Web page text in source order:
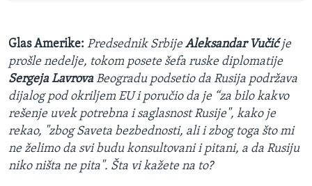
Glas Amerike: Predsednik SrbijeAleksandar Vučićje
prošle nedelje, tokom posete šefa ruske diplomatije
Sergeja LavrovaBeogradu podsetio da Rusija podržava
dijalog pod okriljem EU i poručio da je “za bilo kakvo
rešenje uvek potrebna i saglasnost Rusije", kako je
rekao, "zbog Saveta bezbednosti, ali i zbog toga što mi
ne želimo da svi budu konsultovani i pitani, a da Rusiju
niko ništa ne pita". Šta vi kažete na to?